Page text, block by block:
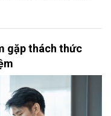
gặp thách thức